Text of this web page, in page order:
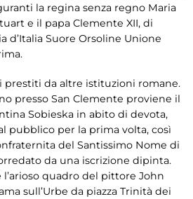
la regina senza regno Maria
e il papa Clemente XII, di
d’Italia Suore Orsoline Unione
prestiti da altre istituzioni romane.
presso San Clemente proviene il
Sobieska in abito di devota,
pubblico per la prima volta, così
del Santissimo Nome di
da una iscrizione dipinta.
quadro del pittore John
sull’Urbe da piazza Trinità dei